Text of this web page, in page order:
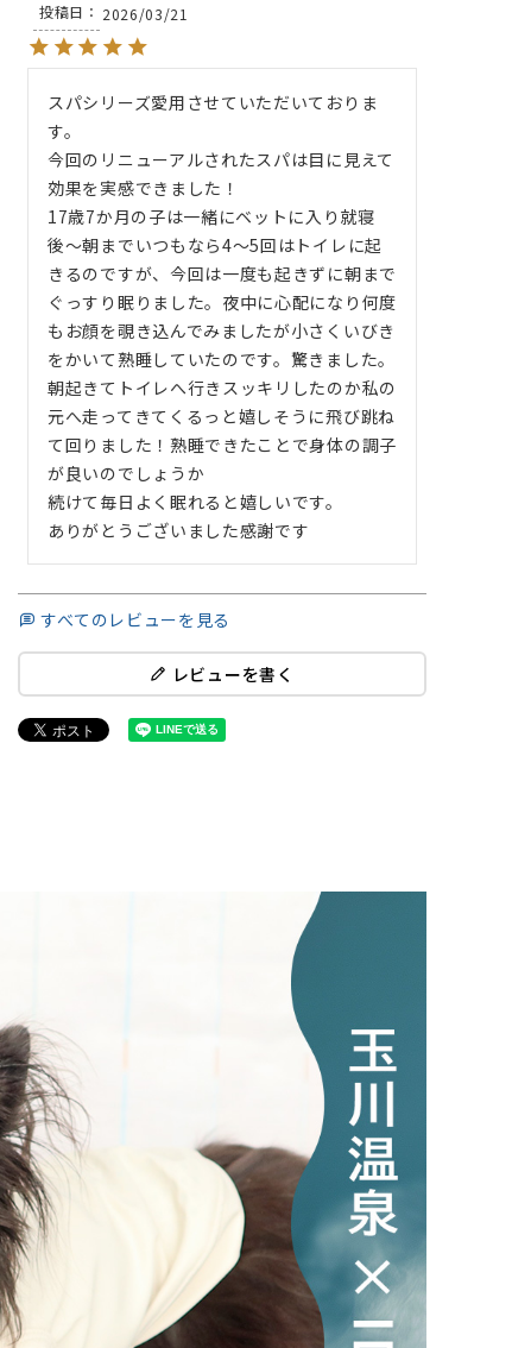
投稿日
2026/03/21
スパシリーズ愛用させていただいておりま
す。
今回のリニューアルされたスパは目に見えて
効果を実感できました！
17歳7か月の子は一緒にベットに入り就寝
後〜朝までいつもなら4〜5回はトイレに起
きるのですが、今回は一度も起きずに朝まで
ぐっすり眠りました。夜中に心配になり何度
もお顔を覗き込んでみましたが小さくいびき
をかいて熟睡していたのです。驚きました。
朝起きてトイレへ行きスッキリしたのか私の
元へ走ってきてくるっと嬉しそうに飛び跳ね
て回りました！熟睡できたことで身体の調子
が良いのでしょうか
続けて毎日よく眠れると嬉しいです。
ありがとうございました感謝です
すべてのレビューを見る
レビューを書く